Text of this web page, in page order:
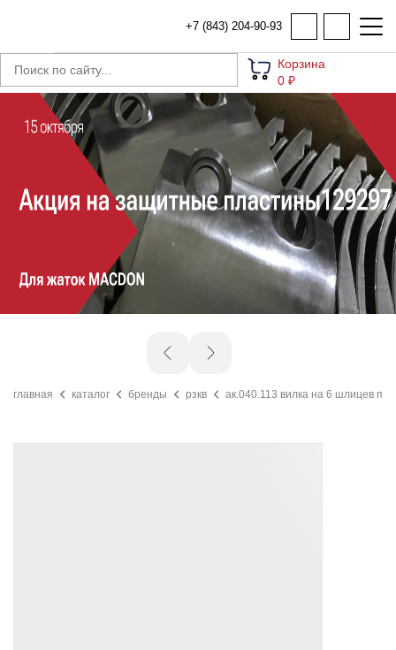
+7 (843) 204-90-93
Корзина
0 ₽
главная каталог бренды рзкв ак.040.113 вилка на 6 шлицев